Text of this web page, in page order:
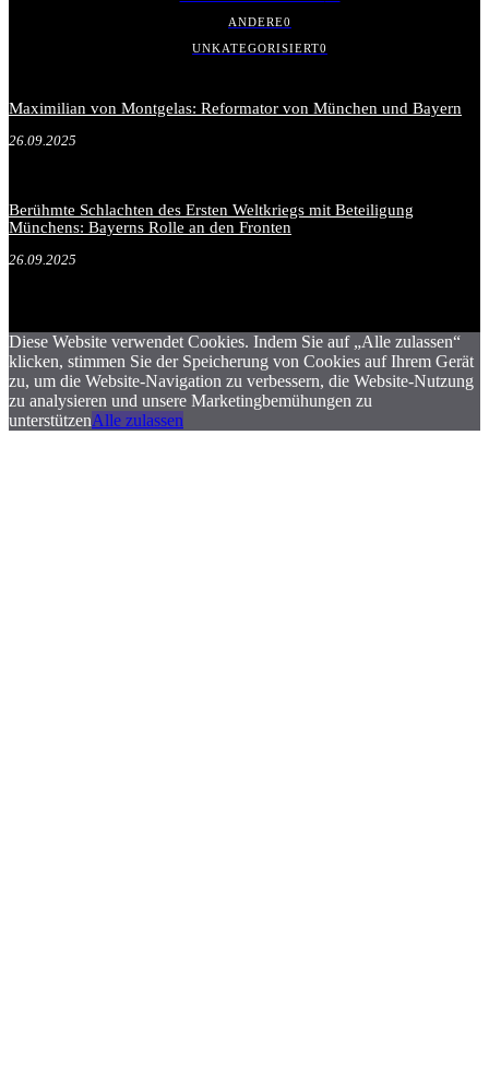
ANDERE0
UNKATEGORISIERT0
Maximilian von Montgelas: Reformator von München und Bayern
26.09.2025
Berühmte Schlachten des Ersten Weltkriegs mit Beteiligung
Münchens: Bayerns Rolle an den Fronten
26.09.2025
Diese Website verwendet Cookies. Indem Sie auf „Alle zulassen“
klicken, stimmen Sie der Speicherung von Cookies auf Ihrem Gerät
zu, um die Website-Navigation zu verbessern, die Website-Nutzung
zu analysieren und unsere Marketingbemühungen zu
unterstützenAlle zulassen